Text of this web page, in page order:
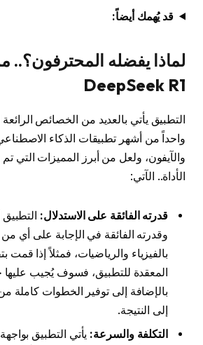
قد يُهمك أيضاً:
لماذا يفضله المحترفون؟..
DeepSeek R1
التطبيق يأتي بالعديد من الخصائص
والآيفون، ولعل من أبرز المميزات التي
الأداة.. الآتي:
قدرته الفائقة على الاستدلال: التطبيق
وقدرته الفائقة في الإجابة على أي
بالفيزياء والرياضيات، فمثلاً إذا
المعقدة للتطبيق، فسوف يُجيب عليها
بالإضافة إلى توفير الخطوات كاملة
إلى النتيجة.
التكلفة والسرعة: